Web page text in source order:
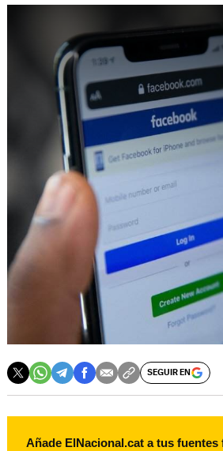
SEGUIR EN
Añade ElNacional.cat a tus fuentes